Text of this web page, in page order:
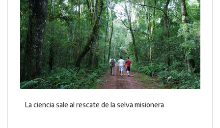
La ciencia sale al rescate de la selva misionera